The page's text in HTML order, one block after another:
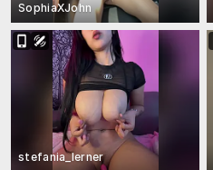
SophiaXJohn
stefania_lerner